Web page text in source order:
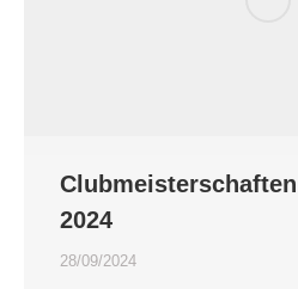
2024
28/09/2024